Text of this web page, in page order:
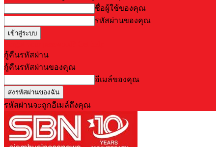
ชื่อผู้ใช้ของคุณ
รหัสผ่านของคุณ
กู้คืนรหัสผ่าน
กู้คืนรหัสผ่านของคุณ
อีเมล์ของคุณ
รหัสผ่านจะถูกอีเมล์ถึงคุณ